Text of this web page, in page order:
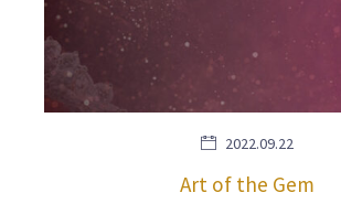
2022.09.22
Art of the Gem